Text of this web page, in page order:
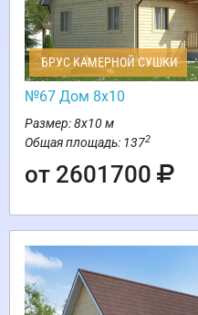
БРУС КАМЕРНОЙ СУШКИ
№67 Дом 8х10
Размер: 8х10 м
Общая площадь: 1372
от 2601700